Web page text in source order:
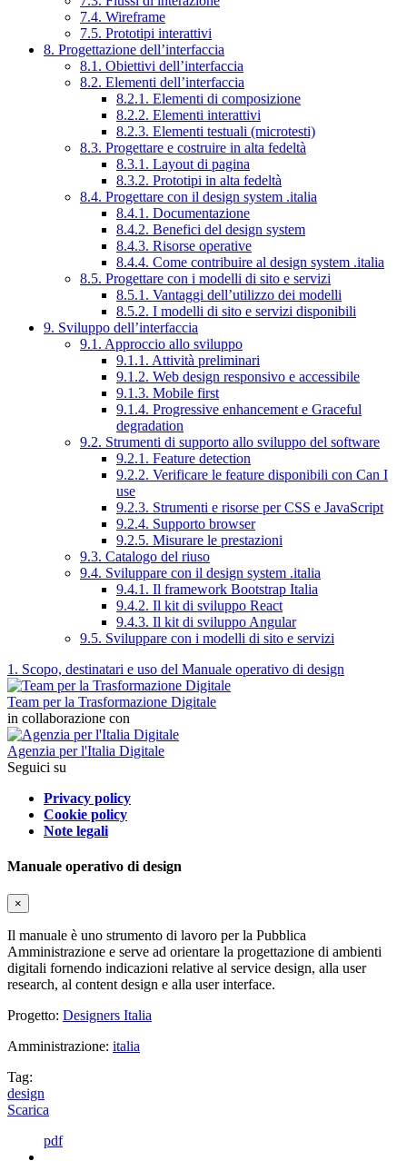
7.4. Wireframe
7.5. Prototipi interattivi
8. Progettazione dell’interfaccia
8.1. Obiettivi dell’interfaccia
8.2. Elementi dell’interfaccia
8.2.1. Elementi di composizione
8.2.2. Elementi interattivi
8.2.3. Elementi testuali (microtesti)
8.3. Progettare e costruire in alta fedeltà
8.3.1. Layout di pagina
8.3.2. Prototipi in alta fedeltà
8.4. Progettare con il design system .italia
8.4.1. Documentazione
8.4.2. Benefici del design system
8.4.3. Risorse operative
8.4.4. Come contribuire al design system .italia
8.5. Progettare con i modelli di sito e servizi
8.5.1. Vantaggi dell’utilizzo dei modelli
8.5.2. I modelli di sito e servizi disponibili
9. Sviluppo dell’interfaccia
9.1. Approccio allo sviluppo
9.1.1. Attività preliminari
9.1.2. Web design responsivo e accessibile
9.1.3. Mobile first
9.1.4. Progressive enhancement e Graceful
degradation
9.2. Strumenti di supporto allo sviluppo del software
9.2.1. Feature detection
9.2.2. Verificare le feature disponibili con Can I
use
9.2.3. Strumenti e risorse per CSS e JavaScript
9.2.4. Supporto browser
9.2.5. Misurare le prestazioni
9.3. Catalogo del riuso
9.4. Sviluppare con il design system .italia
9.4.1. Il framework Bootstrap Italia
9.4.2. Il kit di sviluppo React
9.4.3. Il kit di sviluppo Angular
9.5. Sviluppare con i modelli di sito e servizi
1. Scopo, destinatari e uso del Manuale operativo di design
Team per la Trasformazione Digitale
in collaborazione con
Agenzia per l'Italia Digitale
Seguici su
Privacy policy
Cookie policy
Note legali
Manuale operativo di design
×
Il manuale è uno strumento di lavoro per la Pubblica
Amministrazione e serve ad orientare la progettazione di ambienti
digitali fornendo indicazioni relative al service design, alla user
research, al content design e alla user interface.
Progetto: Designers Italia
Amministrazione: italia
Tag:
design
Scarica
pdf